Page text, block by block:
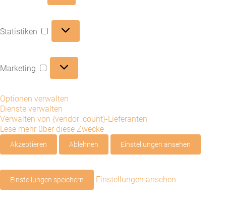
Statistiken
Statistiken
Marketing
Marketing
Optionen verwalten
Dienste verwalten
Verwalten von {vendor_count}-Lieferanten
Lese mehr über diese Zwecke
Akzeptieren Ablehnen Einstellungen ansehen
Einstellungen speichern Einstellungen ansehen